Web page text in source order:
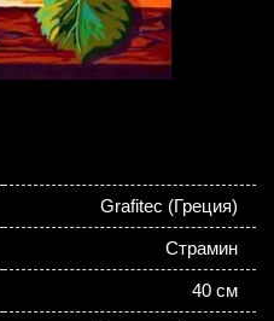
Grafitec (Греция)
Страмин
40 см